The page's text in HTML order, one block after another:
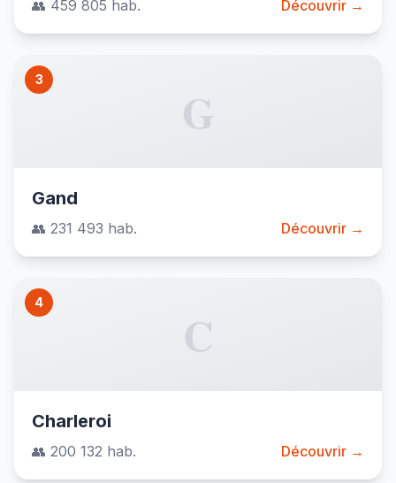
👥 459 805 hab. Découvrir →
3
G
Gand
👥 231 493 hab. Découvrir →
4
C
Charleroi
👥 200 132 hab. Découvrir →